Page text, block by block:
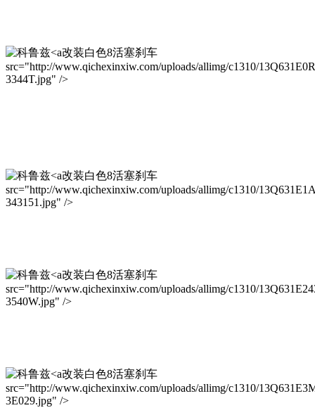
改装白色8活塞刹车
src="http://www.qichexinxiw.com/uploads/allimg/c1310/
3344T.jpg" />
改装白色8活塞刹车
src="http://www.qichexinxiw.com/uploads/allimg/c1310/
343151.jpg" />
改装白色8活塞刹车
src="http://www.qichexinxiw.com/uploads/allimg/c1310/
3540W.jpg" />
改装白色8活塞刹车
src="http://www.qichexinxiw.com/uploads/allimg/c1310/
3E029.jpg" />